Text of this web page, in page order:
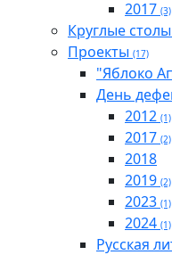
2017 (3)
Круглые столы
Проекты (17)
"Яблоко
День
2012 (1)
2017 (2)
2018
2019 (2)
2023 (1)
2024 (1)
Русская